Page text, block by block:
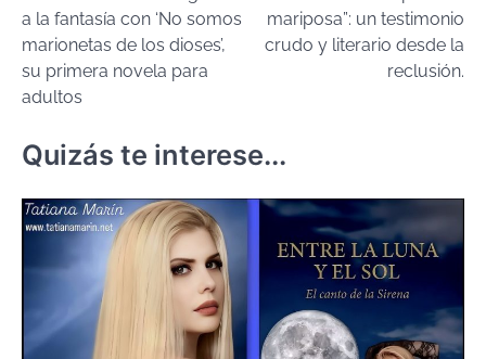
entradas
a la fantasía con ‘No somos
marionetas de los dioses’,
su primera novela para
adultos
mariposa”: un testimonio
crudo y literario desde la
reclusión.
Quizás te interese...